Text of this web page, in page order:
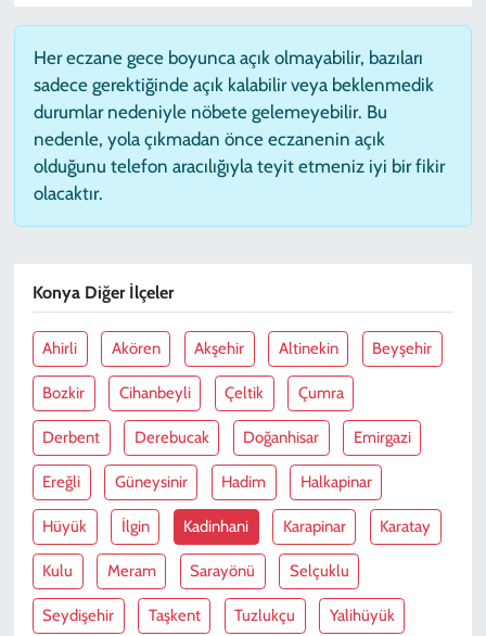
Her eczane gece boyunca açık olmayabilir, bazıları
sadece gerektiğinde açık kalabilir veya beklenmedik
durumlar nedeniyle nöbete gelemeyebilir. Bu
nedenle, yola çıkmadan önce eczanenin açık
olduğunu telefon aracılığıyla teyit etmeniz iyi bir fikir
olacaktır.
Konya Diğer İlçeler
Ahirli Akören Akşehir Altinekin Beyşehir
Bozkir Cihanbeyli Çeltik Çumra
Derbent Derebucak Doğanhisar Emirgazi
Ereğli Güneysinir Hadim Halkapinar
Hüyük İlgin Kadinhani Karapinar Karatay
Kulu Meram Sarayönü Selçuklu
Seydişehir Taşkent Tuzlukçu Yalihüyük